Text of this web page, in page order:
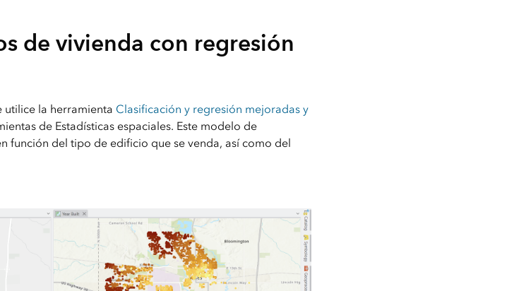
de vivienda con regresión
utilice la herramienta Clasificación y regresión mejoradas y
de Estadísticas espaciales. Este modelo de
función del tipo de edificio que se venda, así como del